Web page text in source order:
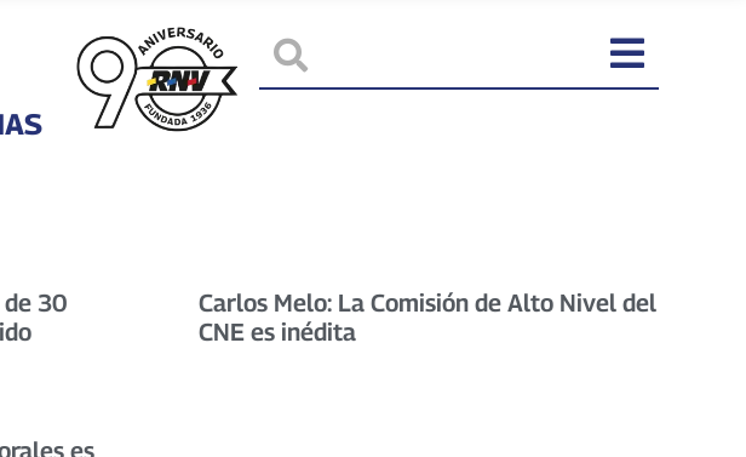
de 30
Carlos Melo: La Comisión de Alto Nivel del
CNE es inédita
es